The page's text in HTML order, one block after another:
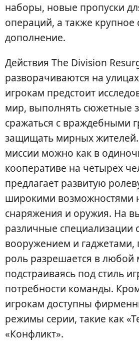
наборы, новые пропуски
операций, а также крупное
дополнение.
Действия The Division
разворачиваются на
игрокам предстоит
мир, выполнять сюжетные
сражаться с враждебными
защищать мирных
миссии можно как в
кооперативе на четырех
предлагает развитую
широкими возможностями
снаряжения и оружия. На
различные специализации
вооружением и гаджетами,
роль разрешается в любой
подстраиваясь под стиль
потребности команды.
игрокам доступны
режимы серии, такие как
«Конфликт».